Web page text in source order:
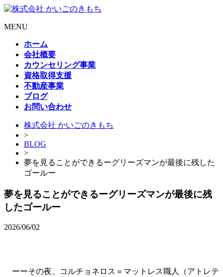
MENU
ホーム
会社概要
カウンセリング事業
資格取得支援
不動産事業
ブログ
お問い合わせ
株式会社 かいごのきもち
>
BLOG
>
夢を見ることができるーグリーズマンが最後に残した
ゴールー
夢を見ることができるーグリーズマンが最後に残
したゴールー
2026/06/02
ーーその夜、コルチョネロス＝マットレス職人（アトレテ